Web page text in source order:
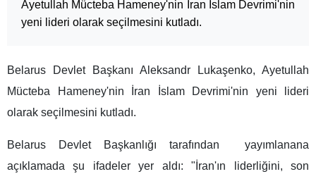
Ayetullah Mücteba Hameney'nin İran İslam Devrimi'nin
yeni lideri olarak seçilmesini kutladı.
Belarus Devlet Başkanı Aleksandr Lukaşenko, Ayetullah
Mücteba Hameney'nin İran İslam Devrimi'nin yeni lideri
olarak seçilmesini kutladı.
Belarus Devlet Başkanlığı tarafından yayımlanana
açıklamada şu ifadeler yer aldı: "İran'ın liderliğini, son